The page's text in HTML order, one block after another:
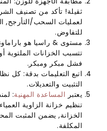
ثقيلة! تأكد من تصنيف
لعمليات السحب/التأرجح,
للتفاوض.
مستوى & راسيا هو
تتسبب الخزانات الملتوية
فشل مبكر ومبكر.
اتبع التعليمات بدقة: كل
التثبيت والتعديلات.
يعتبر المساعدة المهنية:
تنظيم خزانة الزاوية
الخزانة, يضمن المثبت
المكلفة.